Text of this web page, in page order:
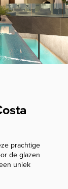
prachtige
de glazen
uniek